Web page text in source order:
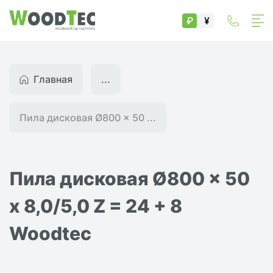
₽ ¥
Главная
Пила дисковая Ø800 x 50 ...
...
Пила дисковая Ø800 x 50
x 8,0/5,0 Z = 24 + 8
Woodtec